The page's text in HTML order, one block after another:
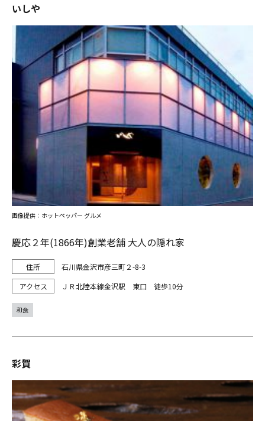
いしや
慶応２年(1866年)創業老舗 大人の隠れ家
石川県金沢市彦三町２-8-3
ＪＲ北陸本線金沢駅 東口 徒歩10分
画像提供：ホットペッパー グルメ
和食
彩賀